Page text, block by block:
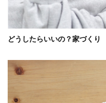
どうしたらいいの？家づくり